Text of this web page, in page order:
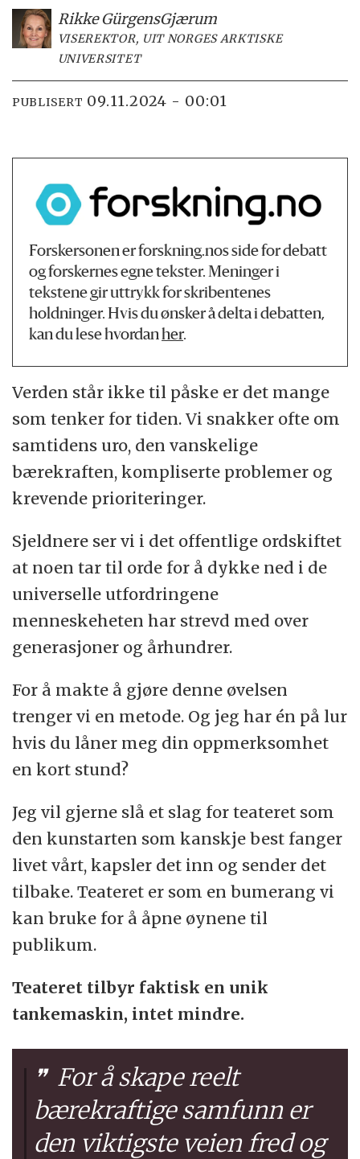
Rikke GürgensGjærum
VISEREKTOR, UIT NORGES ARKTISKE
UNIVERSITET
PUBLISERT 09.11.2024 - 00:01
Forskersonen er forskning.nos side for debatt
og forskernes egne tekster. Meninger i
tekstene gir uttrykk for skribentenes
holdninger. Hvis du ønsker å delta i debatten,
kan du lese hvordanher.
Verden står ikke til påske er det mange
som tenker for tiden. Vi snakker ofte om
samtidens uro, den vanskelige
bærekraften, kompliserte problemer og
krevende prioriteringer.
Sjeldnere ser vi i det offentlige ordskiftet
at noen tar til orde for å dykke ned i de
universelle utfordringene
menneskeheten har strevd med over
generasjoner og århundrer.
For å makte å gjøre denne øvelsen
trenger vi en metode. Og jeg har én på lur
hvis du låner meg din oppmerksomhet
en kort stund?
Jeg vil gjerne slå et slag for teateret som
den kunstarten som kanskje best fanger
livet vårt, kapsler det inn og sender det
tilbake. Teateret er som en bumerang vi
kan bruke for å åpne øynene til
publikum.
Teateret tilbyr faktisk en unik
tankemaskin, intet mindre.
For å skape reelt
bærekraftige samfunn er
den viktigste veien fred og